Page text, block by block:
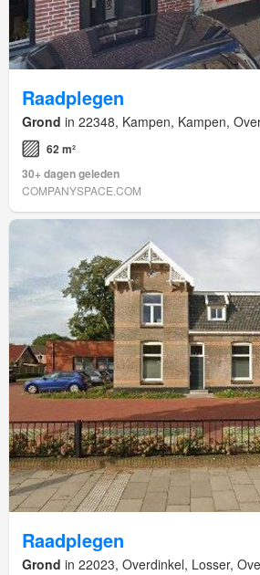
Raadplegen
Grond in 22348, Kampen, Kampen,
62 m²
30+ dagen geleden
COMPANYSPACE.COM
Raadplegen
Grond in 22023, Overdinkel, Losser,